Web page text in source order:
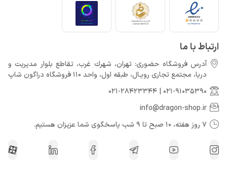
ارتباط با ما
آدرس فروشگاه حضوری: تهران، شهرك غرب، تقاطع بلوار مدیریت و
دريا، مجتمع تجارى رويـال، طبقه اول، واحد 110 فروشگاه دراگون شاپ
021-91035390
021-28423344
info@dragon-shop.ir
7 روز هفته، 10 صبح تا 9 شب پاسخگوی شما عزیزان هستیم.